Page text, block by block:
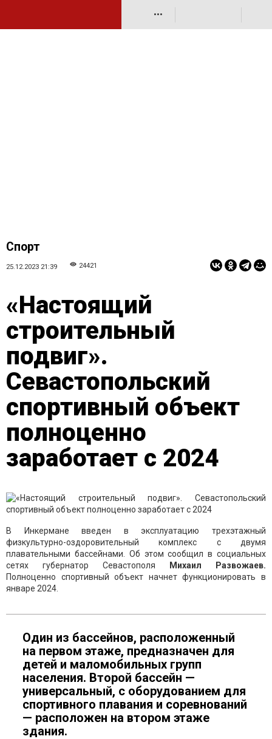
•••
Спорт
25.12.2023 21:39 24421
«Настоящий
строительный
подвиг».
Севастопольский
спортивный объект
полноценно
заработает с 2024
В Инкермане введен в эксплуатацию трехэтажный
физкультурно-оздоровительный комплекс с двумя
плавательными бассейнами. Об этом сообщил в социальных
сетях губернатор Севастополя
Михаил Развожаев.
Полноценно спортивный объект начнет функционировать в
январе 2024.
Один из бассейнов, расположенный
на первом этаже, предназначен для
детей и маломобильных групп
населения. Второй бассейн —
универсальный, с оборудованием для
спортивного плавания и соревнований
— расположен на втором этаже
здания.